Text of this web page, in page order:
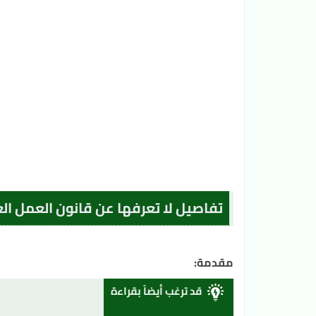
تفاصيل لا تعرفها عن قانون العمل
مقدمة:
قد ترغب أيضاً بقراءة